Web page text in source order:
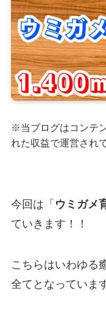
※当ブログはコンテ
れた収益で運営され
今回は「 ウミガメ
ていきます！！
こちらはいわゆる
全てとなっていま